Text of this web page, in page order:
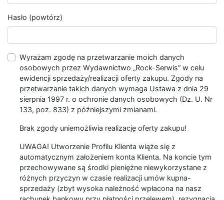
Hasło (powtórz)
Wyrażam zgodę na przetwarzanie moich danych
osobowych przez Wydawnictwo „Rock-Serwis” w celu
ewidencji sprzedaży/realizacji oferty zakupu. Zgody na
przetwarzanie takich danych wymaga Ustawa z dnia 29
sierpnia 1997 r. o ochronie danych osobowych (Dz. U. Nr
133, poz. 833) z późniejszymi zmianami.
Brak zgody uniemożliwia realizację oferty zakupu!
UWAGA! Utworzenie Profilu Klienta wiąże się z
automatycznym założeniem konta Klienta. Na koncie tym
przechowywane są środki pieniężne niewykorzystane z
różnych przyczyn w czasie realizacji umów kupna-
sprzedaży (zbyt wysoka należność wpłacona na nasz